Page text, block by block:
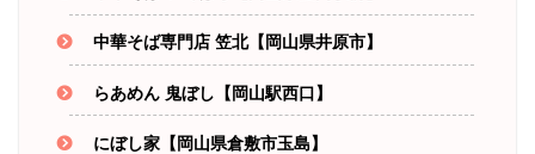
中華そば専門店 笠北【岡山県井原市】
らあめん 鬼ぼし【岡山駅西口】
にぼし家【岡山県倉敷市玉島】